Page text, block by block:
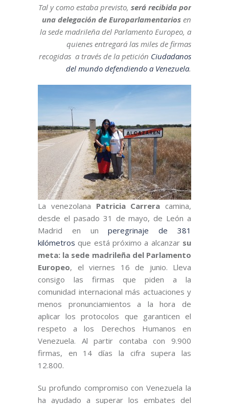
Tal y como estaba previsto, será recibida por
una delegación de Europarlamentarios en
la sede madrileña del Parlamento Europeo, a
quienes entregará las miles de firmas
recogidas a través de la petición Ciudadanos
del mundo defendiendo a Venezuela.
La venezolana Patricia Carrera camina,
desde el pasado 31 de mayo, de León a
Madrid en unperegrinaje de 381
kilómetros que está próximo a alcanzarsu
meta: la sede madrileña del Parlamento
Europeo, el viernes 16 de junio. Lleva
consigo las firmas que piden a la
comunidad internacional más actuaciones y
menos pronunciamientos a la hora de
aplicar los protocolos que garanticen el
respeto a los Derechos Humanos en
Venezuela. Al partir contaba con 9.900
firmas, en 14 días la cifra supera las
12.800.
Su profundo compromiso con Venezuela la
ha ayudado a superar los embates del